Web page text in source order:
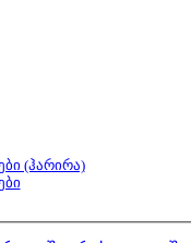
(ჰარირა)